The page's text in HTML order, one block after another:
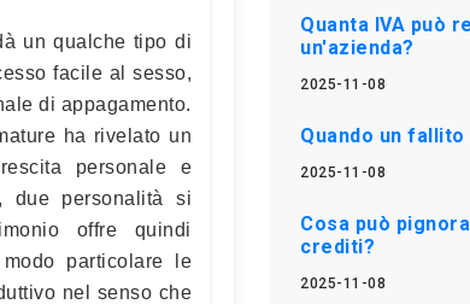
un qualche tipo di
facile al sesso,
di appagamento.
ha rivelato un
personale e
due personalità si
offre quindi
particolare le
nel senso che
Quanta IVA può
un'azienda?
2025-11-08
Quando un
2025-11-08
Cosa può
crediti?
2025-11-08